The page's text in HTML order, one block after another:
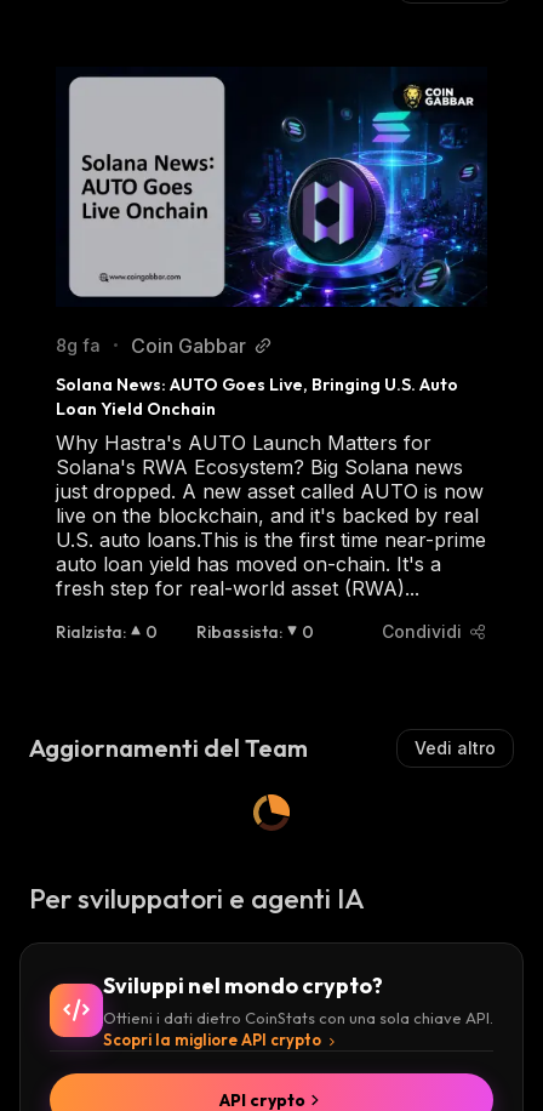
8g fa • Coin Gabbar
Solana News: AUTO Goes Live, Bringing U.S. Auto
Loan Yield Onchain
Why Hastra's AUTO Launch Matters for
Solana's RWA Ecosystem? Big Solana news
just dropped. A new asset called AUTO is now
live on the blockchain, and it's backed by real
U.S. auto loans.This is the first time near-prime
auto loan yield has moved on-chain. It's a
fresh step for real-world asset (RWA)...
Rialzista: 0 Ribassista: 0 Condividi
Aggiornamenti del Team Vedi altro
Per sviluppatori e agenti IA
Sviluppi nel mondo crypto?
Ottieni i dati dietro CoinStats con una sola chiave API.
Scopri la migliore API crypto
API crypto